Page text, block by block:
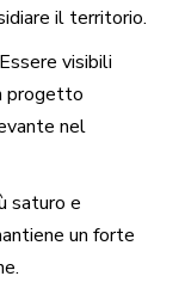
il territorio.
visibili
progetto
nel
saturo e
un forte